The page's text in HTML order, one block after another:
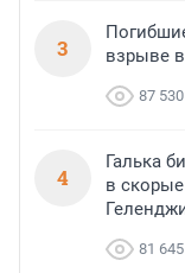
3
взрыве
87 530
4
Галька
в
81 645